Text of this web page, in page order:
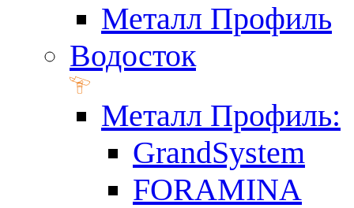
Металл Профиль
Водосток
Металл Профиль:
GrandSystem
FORAMINA